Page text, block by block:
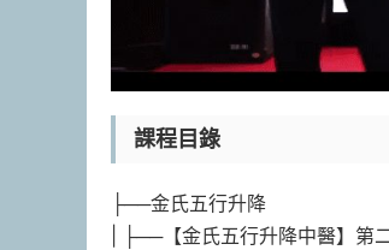
課程目錄
├──金氏五行升降
| ├──【金氏五行升降中醫】